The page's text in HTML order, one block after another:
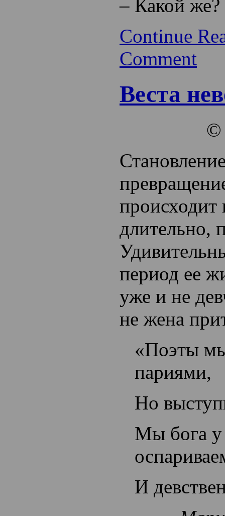
– Какой же?
Continue
Comment
Веста
происходит
длительно,
период ее
уже и не
не жена
«Поэты
париями,
Но
Мы бога у
И